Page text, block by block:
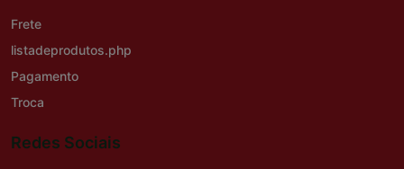
Frete
listadeprodutos.php
Pagamento
Troca
Redes Sociais